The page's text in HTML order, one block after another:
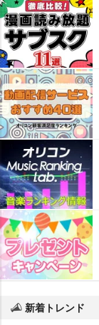
新着トレンド